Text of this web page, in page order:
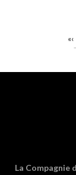
«‹
La Compagnie